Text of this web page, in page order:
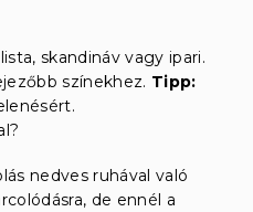
skandináv vagy ipari.
színekhez. Tipp:
nedves ruhával való
de ennél a